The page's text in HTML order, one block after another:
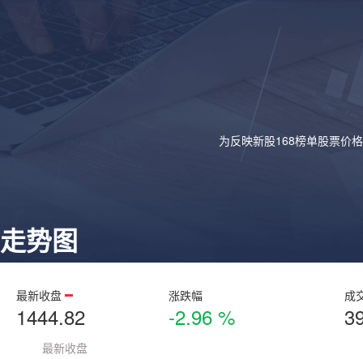
为反映新股168榜单股票价
走势图
最新收盘
1444.82
涨跌幅
-2.96 %
成